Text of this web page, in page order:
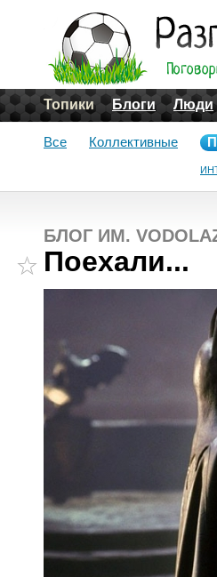
Топики Блоги Люди
Все Коллективные
БЛОГ ИМ.
Поехали...